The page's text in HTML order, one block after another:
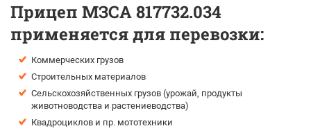
Прицеп МЗСА 817732.034
применяется для перевозки:
Коммерческих грузов
Строительных материалов
Сельскохозяйственных грузов (урожай, продукты
животноводства и растениеводства)
Квадроциклов и пр. мототехники